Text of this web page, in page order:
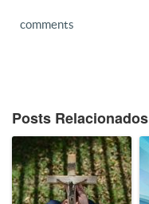
comments
Posts Relacionados